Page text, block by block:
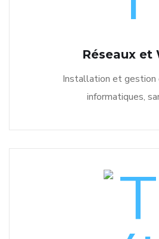
Réseaux et
Installation et gestion
informatiques,